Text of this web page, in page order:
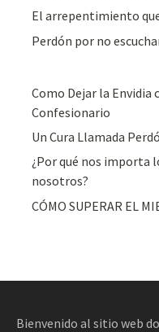
El arrepentimiento
Perdón por no
Como Dejar la Envidia
Confesionario
Un Cura Llamada
¿Por qué nos importa
nosotros?
CÓMO SUPERAR EL
Bienvenido al sitio web